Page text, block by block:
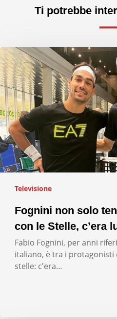
Ti potrebbe
Televisione
Fognini non solo
con le Stelle, c’era
Fabio Fognini, per anni
italiano, è tra i protagonisti
stelle: c'era…